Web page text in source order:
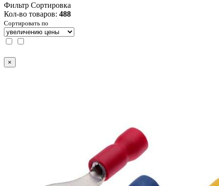
Фильтр Сортировка
Кол-во товаров: 488
Сортировать по
×